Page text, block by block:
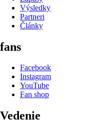
Výsledky
Partneri
Články
fans
Facebook
Instagram
YouTube
Fan shop
Vedenie